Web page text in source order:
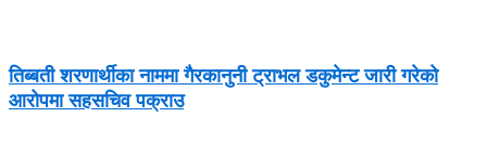
तिब्बती शरणार्थीका नाममा गैरकानुनी ट्राभल डकुमेन्ट जारी गरेको
आरोपमा सहसचिव पक्राउ